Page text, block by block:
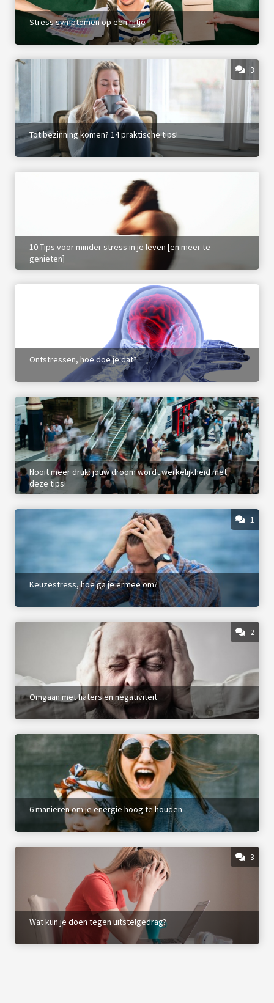
Stress symptomen op een rijtje
3
Tot bezinning komen? 14 praktische tips!
10 Tips voor minder stress in je leven [en meer te
genieten]
Ontstressen, hoe doe je dat?
Nooit meer druk: jouw droom wordt werkelijkheid met
deze tips!
1
Keuzestress, hoe ga je ermee om?
2
Omgaan met haters en negativiteit
6 manieren om je energie hoog te houden
3
Wat kun je doen tegen uitstelgedrag?